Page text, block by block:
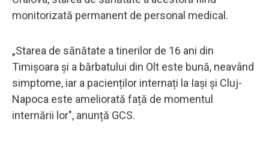
monitorizată permanent de personal medical.
„Starea de sănătate a tinerilor de 16 ani din
Timișoara și a bărbatului din Olt este bună, neavând
simptome, iar a pacienților internați la Iași și Cluj-
Napoca este ameliorată față de momentul
internării lor", anunță GCS.